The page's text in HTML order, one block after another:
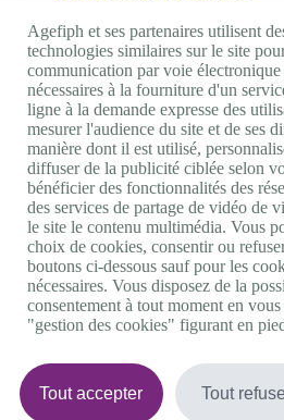
Nos autres sites
Site portail Agefiph
Activateur de progrès
Handinnov
Innovation et recherche
Université du RRH
Service AppuiPro
Nous suivre
Youtube
Linkedin
Facebook
Twitter
0 800 11 10 09Services & appel gratuits
Nous contacter
Agefiph et ses partenaires utilisent
technologies similaires sur le site
communication par voie
nécessaires à la fourniture d'un
ligne à la demande expresse des
mesurer l'audience du site et de ses
manière dont il est utilisé,
diffuser de la publicité ciblée selon
bénéficier des fonctionnalités des
des services de partage de vidéo de
le site le contenu multimédia. Vous
choix de cookies, consentir ou
boutons ci-dessous sauf pour les
nécessaires. Vous disposez de la
consentement à tout moment en
"gestion des cookies" figurant en
Tout accepter Tout